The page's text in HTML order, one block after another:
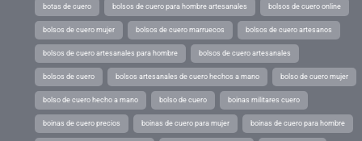
botas de cuero bolsos de cuero para hombre artesanales bolsos de cuero online
bolsos de cuero mujer bolsos de cuero marruecos bolsos de cuero artesanos
bolsos de cuero artesanales para hombre bolsos de cuero artesanales
bolsos de cuero bolsos artesanales de cuero hechos a mano bolso de cuero mujer
bolso de cuero hecho a mano bolso de cuero boinas militares cuero
boinas de cuero precios boinas de cuero para mujer boinas de cuero para hombre